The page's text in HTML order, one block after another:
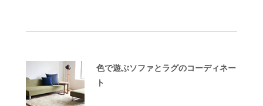
色で遊ぶソファとラグのコーディネー
ト